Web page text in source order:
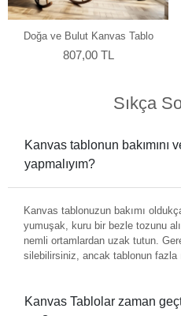
Doğa ve Bulut Kanvas Tablo
807,00 TL
Sıkça
Kanvas tablonun bakımını
yapmalıyım?
Kanvas tablonuzun bakımı
yumuşak, kuru bir bezle tozunu
nemli ortamlardan uzak tutun.
silebilirsiniz, ancak tablonun fazla
Kanvas Tablolar zaman